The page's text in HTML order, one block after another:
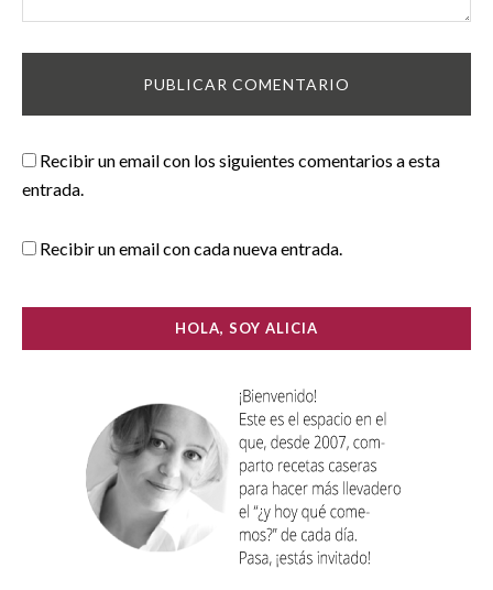
Recibir un email con los siguientes comentarios a esta
entrada.
Recibir un email con cada nueva entrada.
HOLA, SOY ALICIA